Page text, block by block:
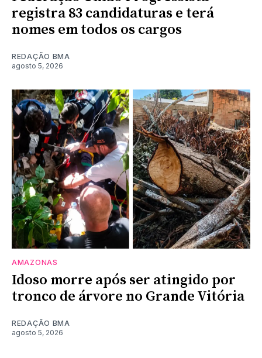
registra 83 candidaturas e terá
nomes em todos os cargos
REDAÇÃO BMA
agosto 5, 2026
AMAZONAS
Idoso morre após ser atingido por
tronco de árvore no Grande Vitória
REDAÇÃO BMA
agosto 5, 2026